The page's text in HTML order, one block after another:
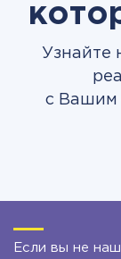
Узнайте
с Вашим
Если вы не